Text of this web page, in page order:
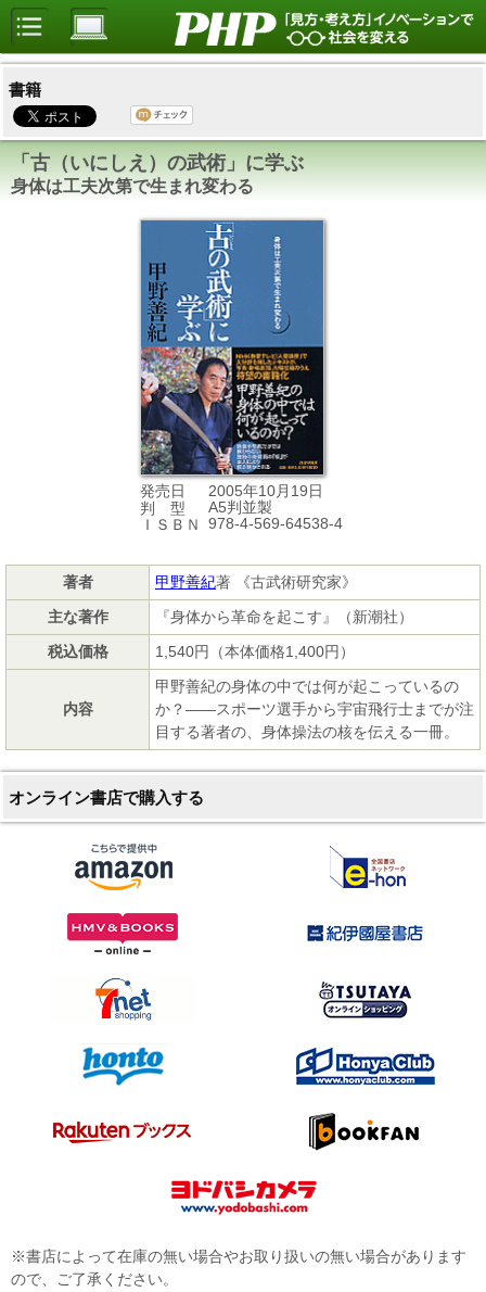
書籍
「古（いにしえ）の武術」に学ぶ
身体は工夫次第で生まれ変わる
発売日
2005年10月19日
判 型
A5判並製
ＩＳＢＮ
978-4-569-64538-4
著者 甲野善紀著 《古武術研究家》
主な著作
『身体から革命を起こす』（新潮社）
税込価格
1,540円（本体価格1,400円）
内容
甲野善紀の身体の中では何が起こっているの
か？――スポーツ選手から宇宙飛行士までが注
目する著者の、身体操法の核を伝える一冊。
オンライン書店で購入する
※書店によって在庫の無い場合やお取り扱いの無い場合があります
ので、ご了承ください。